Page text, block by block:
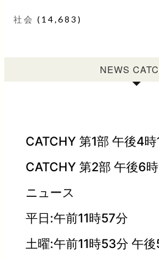
社会 (14,683)
NEWS
CATCHY 第1部 午後4時
CATCHY 第2部 午後6
ニュース
平日:午前11時57分
土曜:午前11時53分 午